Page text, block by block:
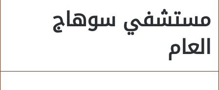
مستشفي سوهاج
العام